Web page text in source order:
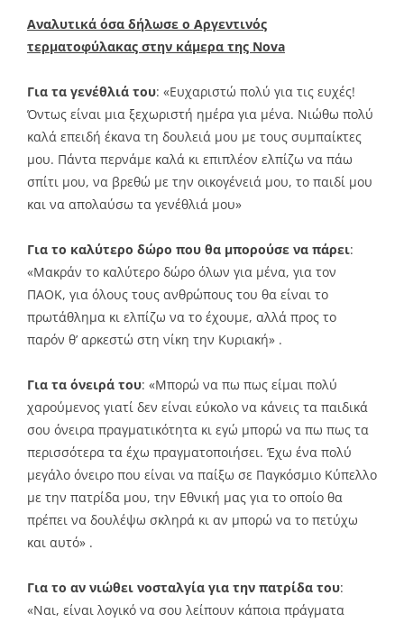
Αναλυτικά όσα δήλωσε ο Αργεντινός
τερματοφύλακας στην κάμερα της Nova
Για τα γενέθλιά του: «Ευχαριστώ πολύ για τις ευχές!
Όντως είναι μια ξεχωριστή ημέρα για μένα. Νιώθω πολύ
καλά επειδή έκανα τη δουλειά μου με τους συμπαίκτες
μου. Πάντα περνάμε καλά κι επιπλέον ελπίζω να πάω
σπίτι μου, να βρεθώ με την οικογένειά μου, το παιδί μου
και να απολαύσω τα γενέθλιά μου»
Για το καλύτερο δώρο που θα μπορούσε να πάρει:
«Μακράν το καλύτερο δώρο όλων για μένα, για τον
ΠΑΟΚ, για όλους τους ανθρώπους του θα είναι το
πρωτάθλημα κι ελπίζω να το έχουμε, αλλά προς το
παρόν θ’ αρκεστώ στη νίκη την Κυριακή» .
Για τα όνειρά του: «Μπορώ να πω πως είμαι πολύ
χαρούμενος γιατί δεν είναι εύκολο να κάνεις τα παιδικά
σου όνειρα πραγματικότητα κι εγώ μπορώ να πω πως τα
περισσότερα τα έχω πραγματοποιήσει. Έχω ένα πολύ
μεγάλο όνειρο που είναι να παίξω σε Παγκόσμιο Κύπελλο
με την πατρίδα μου, την Εθνική μας για το οποίο θα
πρέπει να δουλέψω σκληρά κι αν μπορώ να το πετύχω
και αυτό» .
Για το αν νιώθει νοσταλγία για την πατρίδα του:
«Ναι, είναι λογικό να σου λείπουν κάποια πράγματα